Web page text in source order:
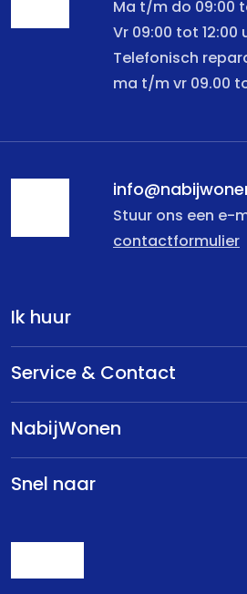
Ma t/m do 09:00
Vr 09:00 tot 12:00
Telefonisch
ma t/m vr 09.00
Stuur ons een e-
contactformulier
Ik huur
Service & Contact
NabijWonen
Snel naar